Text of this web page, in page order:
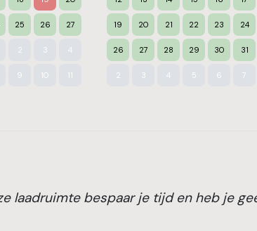
laadruimte bespaar je tijd en heb je
25 26 27
2 3 4
9 10 11
19 20 21 22 23 24
26 27 28 29 30 31
2 3 4 5 6 7